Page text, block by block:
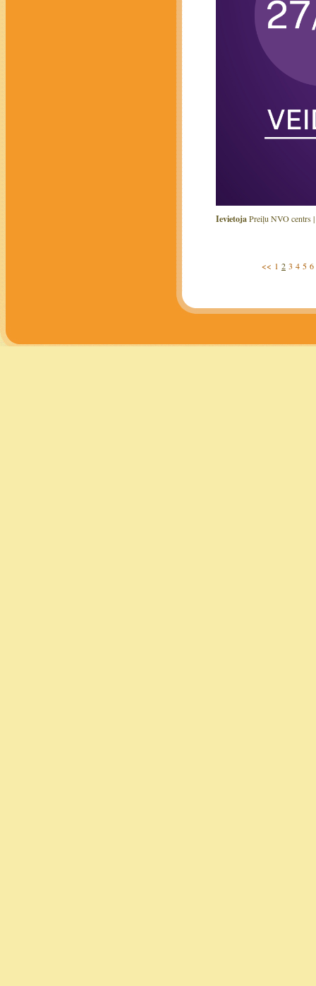
IevietojaPreiļu NVO centrs |
<< 1 2 3 4 5 6